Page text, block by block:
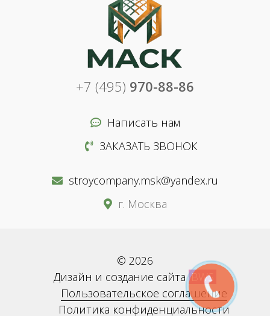
+7 (495) 970-88-86
Написать нам
ЗАКАЗАТЬ ЗВОНОК
stroycompany.msk@yandex.ru
г. Москва
© 2026
Дизайн и создание сайтаBWS
Пользовательское соглашение
Политика конфиденциальности